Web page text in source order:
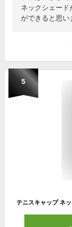
ネックシェード
ができると思い
5